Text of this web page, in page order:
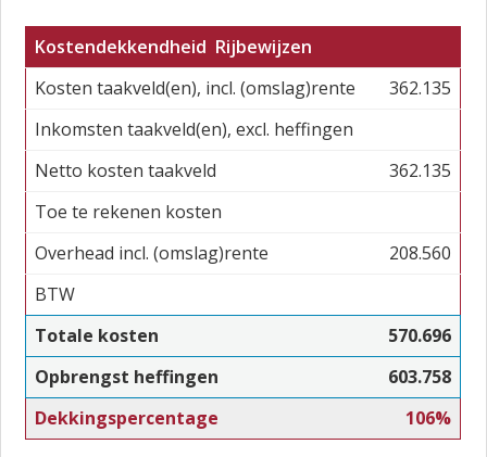
Kostendekkendheid Rijbewijzen
Kosten taakveld(en), incl. (omslag)rente
362.135
Inkomsten taakveld(en), excl. heffingen
Netto kosten taakveld
362.135
Toe te rekenen kosten
Overhead incl. (omslag)rente
208.560
BTW
Totale kosten
570.696
Opbrengst heffingen
603.758
Dekkingspercentage
106%